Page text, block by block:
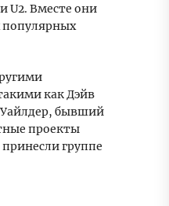
U2. Вместе они
популярных
как Дэйв
Уайлдер, бывший
проекты
группе